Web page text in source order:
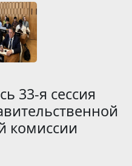
33-я сессия
комиссии